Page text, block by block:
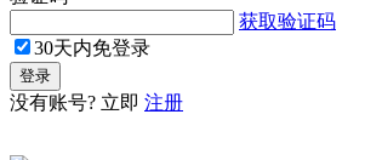
获取验证码
30天内免登录
没有账号? 立即 注册